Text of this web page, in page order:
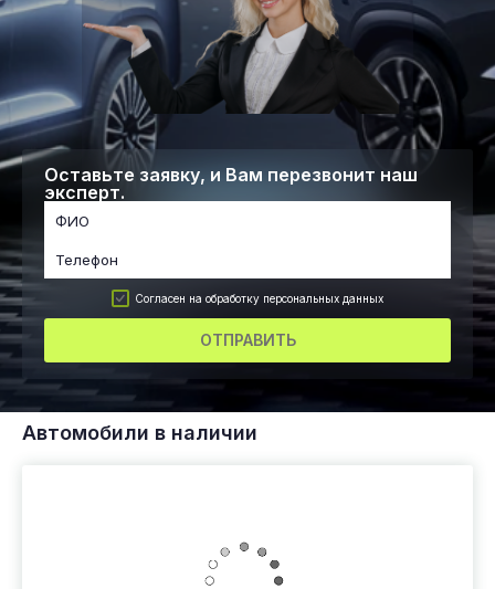
Оставьте заявку, и Вам перезвонит наш
эксперт.
Согласен на обработку персональных данных
ОТПРАВИТЬ
Автомобили в наличии